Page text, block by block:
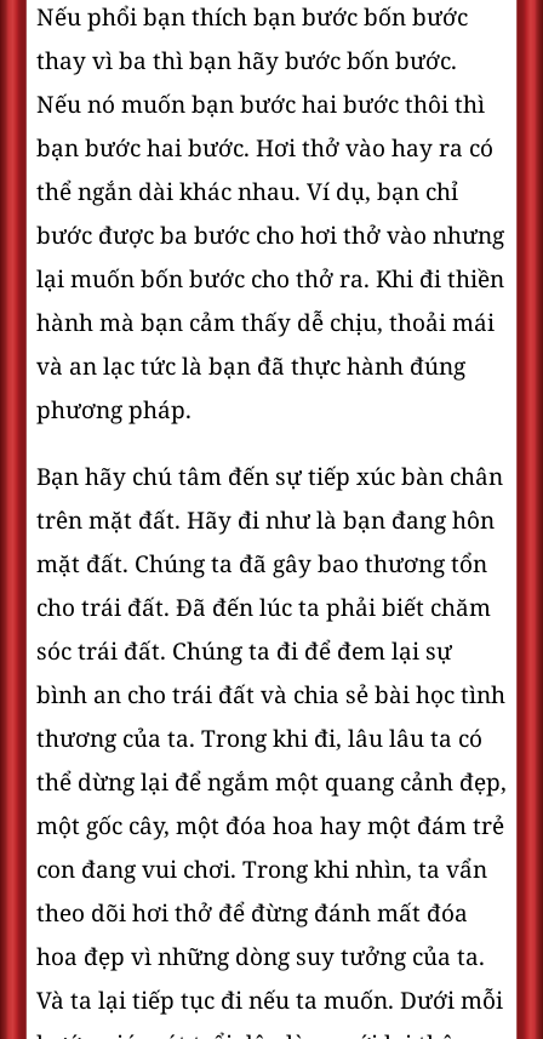
Nếu phổi bạn thích bạn bước bốn bước
thay vì ba thì bạn hãy bước bốn bước.
Nếu nó muốn bạn bước hai bước thôi thì
bạn bước hai bước. Hơi thở vào hay ra có
thể ngắn dài khác nhau. Ví dụ, bạn chỉ
bước được ba bước cho hơi thở vào nhưng
lại muốn bốn bước cho thở ra. Khi đi thiền
hành mà bạn cảm thấy dễ chịu, thoải mái
và an lạc tức là bạn đã thực hành đúng
phương pháp.
Bạn hãy chú tâm đến sự tiếp xúc bàn chân
trên mặt đất. Hãy đi như là bạn đang hôn
mặt đất. Chúng ta đã gây bao thương tổn
cho trái đất. Đã đến lúc ta phải biết chăm
sóc trái đất. Chúng ta đi để đem lại sự
bình an cho trái đất và chia sẻ bài học tình
thương của ta. Trong khi đi, lâu lâu ta có
thể dừng lại để ngắm một quang cảnh đẹp,
một gốc cây, một đóa hoa hay một đám trẻ
con đang vui chơi. Trong khi nhìn, ta vẩn
theo dõi hơi thở để đừng đánh mất đóa
hoa đẹp vì những dòng suy tưởng của ta.
Và ta lại tiếp tục đi nếu ta muốn. Dưới mỗi